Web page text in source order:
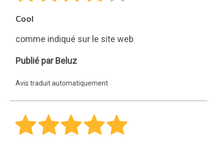
Cool
comme indiqué sur le site web
Beluz
Publié par Beluz
Avis traduit automatiquement